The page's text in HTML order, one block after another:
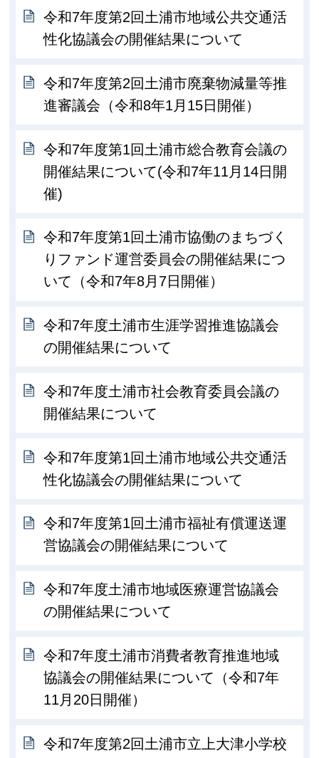
令和7年度第2回土浦市地域公共交通活
性化協議会の開催結果について
令和7年度第2回土浦市廃棄物減量等推
進審議会（令和8年1月15日開催）
令和7年度第1回土浦市総合教育会議の
開催結果について(令和7年11月14日開
催)
令和7年度第1回土浦市協働のまちづく
りファンド運営委員会の開催結果につ
いて（令和7年8月7日開催）
令和7年度土浦市生涯学習推進協議会
の開催結果について
令和7年度土浦市社会教育委員会議の
開催結果について
令和7年度第1回土浦市地域公共交通活
性化協議会の開催結果について
令和7年度第1回土浦市福祉有償運送運
営協議会の開催結果について
令和7年度土浦市地域医療運営協議会
の開催結果について
令和7年度土浦市消費者教育推進地域
協議会の開催結果について（令和7年
11月20日開催）
令和7年度第2回土浦市立上大津小学校